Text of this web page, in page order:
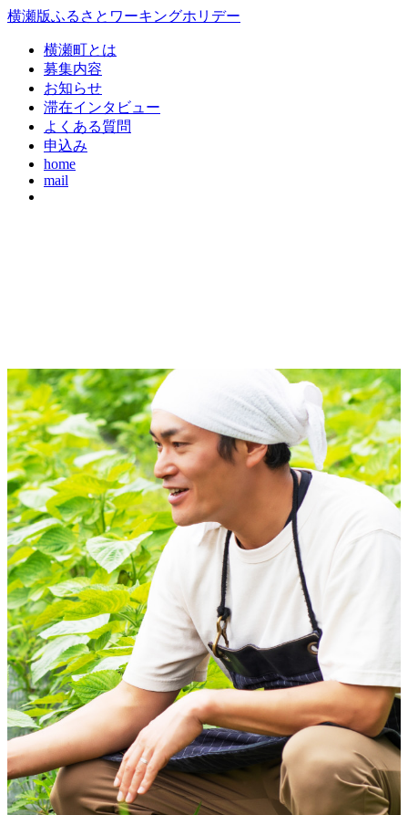
コ
横瀬版ふるさとワーキングホリデー
横瀬町とは
募集内容
お知らせ
滞在インタビュー
よくある質問
申込み
home現
mail